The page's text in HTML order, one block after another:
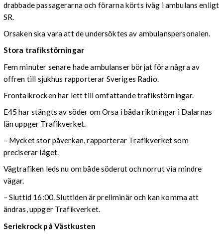
drabbade passagerarna och förarna körts iväg i ambulans enligt
SR.
Orsaken ska vara att de undersöktes av ambulanspersonalen.
Stora trafikstörningar
Fem minuter senare hade ambulanser börjat föra några av
offren till sjukhus rapporterar Sveriges Radio.
Frontalkrocken har lett till omfattande trafikstörningar.
E45 har stängts av söder om Orsa i båda riktningar i Dalarnas
län uppger Trafikverket.
– Mycket stor påverkan, rapporterar Trafikverket som
preciserar läget.
Vägtrafiken leds nu om både söderut och norrut via mindre
vägar.
– Sluttid 16:00. Sluttiden är preliminär och kan komma att
ändras, uppger Trafikverket.
Seriekrock på Västkusten